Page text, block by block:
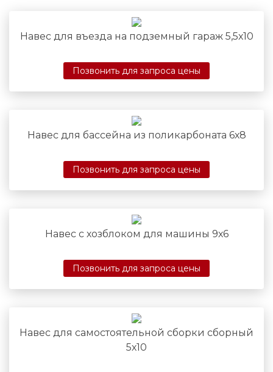
Навес для въезда на подземный гараж 5,5х10
Позвонить для запроса цены
Навес для бассейна из поликарбоната 6х8
Позвонить для запроса цены
Навес с хозблоком для машины 9х6
Позвонить для запроса цены
Навес для самостоятельной сборки сборный
5х10